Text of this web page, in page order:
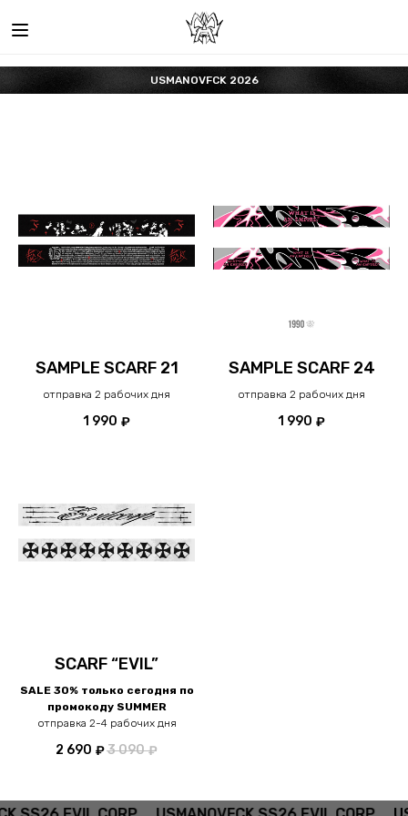
USMANOVFCK 2026
SAMPLE SCARF 21
отправка 2 рабочих дня
1 990 ₽
SAMPLE SCARF 24
отправка 2 рабочих дня
1 990 ₽
SCARF “EVIL”
SALE 30% только сегодня по
промокоду SUMMER
отправка 2-4 рабочих дня
2 690 ₽3 090 ₽